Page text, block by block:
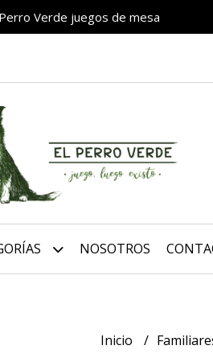
Verde juegos de mesa
NOSOTROS
Inicio